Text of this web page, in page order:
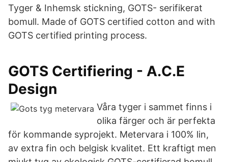
Tyger & Inhemsk stickning, GOTS- serifikerat
bomull. Made of GOTS certified cotton and with
GOTS certified printing process.
GOTS Certifiering - A.C.E
Design
Våra tyger i sammet finns i
olika färger och är perfekta
för kommande syprojekt. Metervara i 100% lin,
av extra fin och belgisk kvalitet. Ett kraftigt men